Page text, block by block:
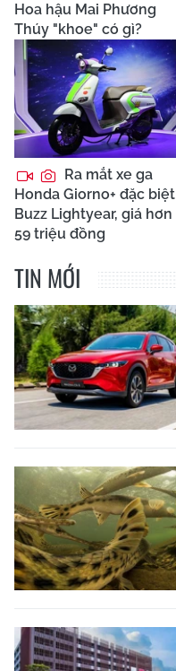
Hoa hậu Mai Phương
Thúy "khoe" có gì?
Ra mắt xe ga
Honda Giorno+ đặc biệt
Buzz Lightyear, giá hơn
59 triệu đồng
TIN MỚI